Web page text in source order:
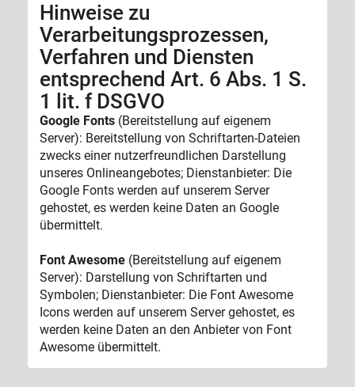
Hinweise zu
Verarbeitungsprozessen,
Verfahren und Diensten
entsprechend Art. 6 Abs. 1 S.
1 lit. f DSGVO
Google Fonts (Bereitstellung auf eigenem
Server): Bereitstellung von Schriftarten-Dateien
zwecks einer nutzerfreundlichen Darstellung
unseres Onlineangebotes; Dienstanbieter: Die
Google Fonts werden auf unserem Server
gehostet, es werden keine Daten an Google
übermittelt.
Font Awesome (Bereitstellung auf eigenem
Server): Darstellung von Schriftarten und
Symbolen; Dienstanbieter: Die Font Awesome
Icons werden auf unserem Server gehostet, es
werden keine Daten an den Anbieter von Font
Awesome übermittelt.